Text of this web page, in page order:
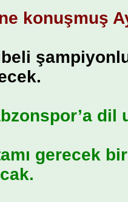
konuşmuş
dil
gerecek